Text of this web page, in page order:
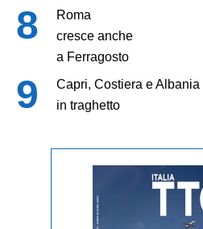
Roma
cresce anche
a Ferragosto
Capri, Costiera e
in traghetto